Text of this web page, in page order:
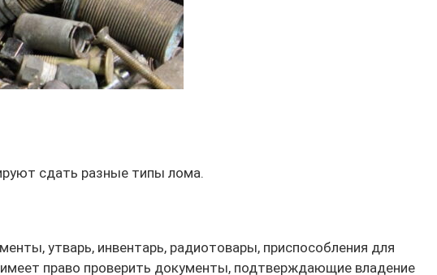
сдать разные типы лома.
утварь, инвентарь, радиотовары, приспособления для
право проверить документы, подтверждающие владение